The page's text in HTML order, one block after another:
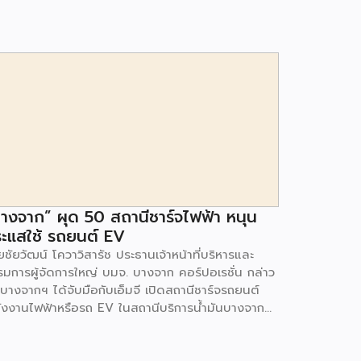
งจาก” ผุด 50 สถานีชาร์จไฟฟ้า หนุน
แสใช้ รถยนต์ EV
ชัยวัฒน์ โควาวิสารัช ประธานเจ้าหน้าที่บริหารและ
มการผู้จัดการใหญ่ บมจ. บางจาก คอร์ปอเรชั่น กล่าว
างจากฯ ได้จับมือกับเอ็มจี เปิดสถานีชาร์จรถยนต์
งานไฟฟ้าหรือรถ EV ในสถานีบริการน้ำมันบางจาก